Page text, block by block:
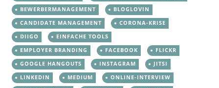
BEWERBERMANAGEMENT
BLOGLOVIN
CANDIDATE MANAGEMENT
CORONA-KRISE
DIIGO
EINFACHE TOOLS
EMPLOYER BRANDING
FACEBOOK
FLICKR
GOOGLE HANGOUTS
INSTAGRAM
JITSI
LINKEDIN
MEDIUM
ONLINE-INTERVIEW